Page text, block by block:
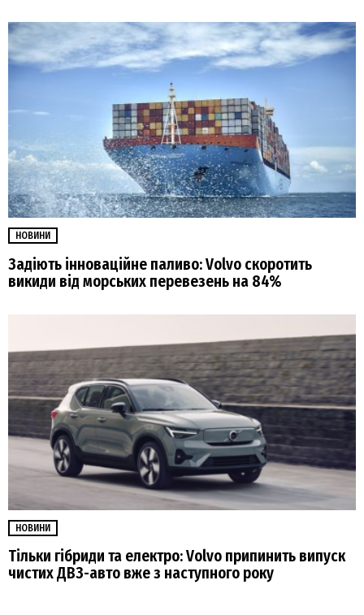
НОВИНИ
Задіють інноваційне паливо: Volvo скоротить
викиди від морських перевезень на 84%
НОВИНИ
Тільки гібриди та електро: Volvo припинить випуск
чистих ДВЗ-авто вже з наступного року